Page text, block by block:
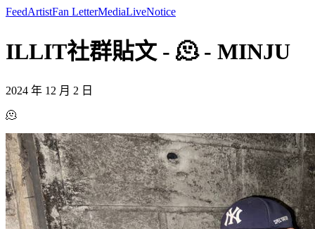
FeedArtistFan LetterMediaLiveNotice
ILLIT社群貼文 - 🫠 - MINJU
2024 年 12 月 2 日
🫠